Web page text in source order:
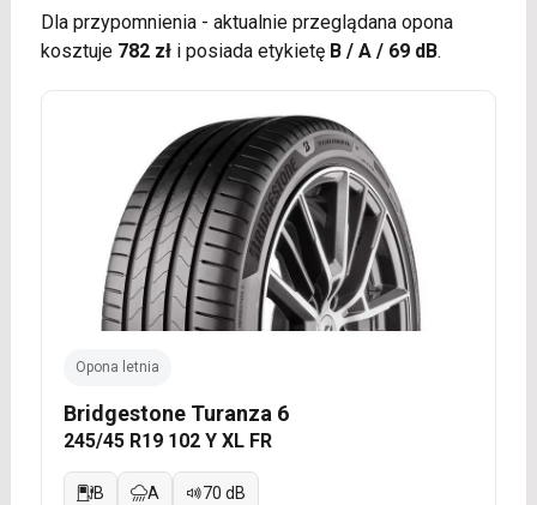
Dla przypomnienia - aktualnie przeglądana opona
kosztuje 782 złi posiada etykietę B / A / 69 dB.
Opona letnia
Bridgestone Turanza 6
245/45 R19 102 Y XL FR
B A 70 dB